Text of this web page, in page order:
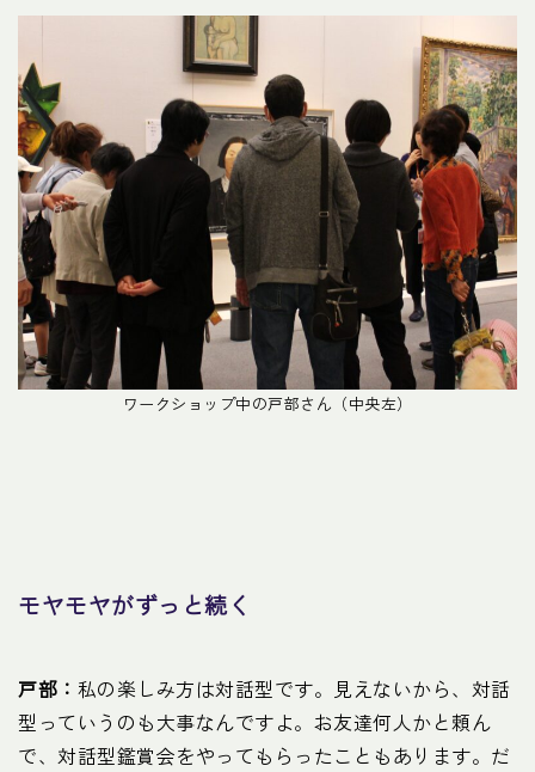
ワークショップ中の戸部さん（中央左）
モヤモヤがずっと続く
戸部： 私の楽しみ方は対話型です。見えないから、対話
型っていうのも大事なんですよ。お友達何人かと頼ん
で、対話型鑑賞会をやってもらったこともあります。だ